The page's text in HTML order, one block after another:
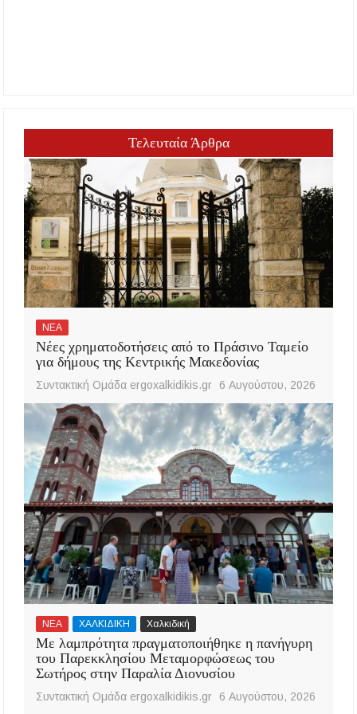
Τελευταία Άρθρα
ΝΕΑ
Νέες χρηματοδοτήσεις από το Πράσινο Ταμείο
για δήμους της Κεντρικής Μακεδονίας
Συντακτική Ομάδα ergoxalkidikis.gr 6 Αυγούστου, 2026
ΝΕΑ ΧΑΛΚΙΔΙΚΗ Χαλκιδική
Με λαμπρότητα πραγματοποιήθηκε η πανήγυρη
του Παρεκκλησίου Μεταμορφώσεως του
Σωτήρος στην Παραλία Διονυσίου
Συντακτική Ομάδα ergoxalkidikis.gr 6 Αυγούστου, 2026